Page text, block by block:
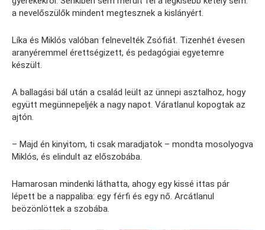
a nevelőszülők mindent megtesznek a kislányért.
Líka és Miklós valóban felnevelték Zsófiát. Tizenhét évesen
aranyéremmel érettségizett, és pedagógiai egyetemre
készült.
A ballagási bál után a család leült az ünnepi asztalhoz, hogy
együtt megünnepeljék a nagy napot. Váratlanul kopogtak az
ajtón.
– Majd én kinyitom, ti csak maradjatok – mondta mosolyogva
Miklós, és elindult az előszobába.
Hamarosan mindenki láthatta, ahogy egy kissé ittas pár
lépett be a nappaliba: egy férfi és egy nő. Arcátlanul
beözönlöttek a szobába.